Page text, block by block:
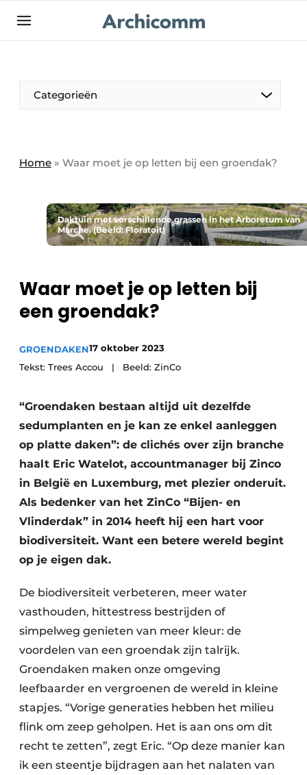
NL be-FR
Categorieën
Home » Waar moet je op letten bij een groendak?
Daktuin met verschillende grassen in het Arboretum van
Marche. (Beeld: Floratoit)
Waar moet je op letten bij
een groendak?
GROENDAKEN17 oktober 2023
Tekst: Trees Accou | Beeld: ZinCo
“Groendaken bestaan altijd uit dezelfde
sedumplanten en je kan ze enkel aanleggen
op platte daken”: de clichés over zijn branche
haalt Eric Watelot, accountmanager bij Zinco
in België en Luxemburg, met plezier onderuit.
Als bedenker van het ZinCo “Bijen- en
Vlinderdak” in 2014 heeft hij een hart voor
biodiversiteit. Want een betere wereld begint
op je eigen dak.
De biodiversiteit verbeteren, meer water
vasthouden, hittestress bestrijden of
simpelweg genieten van meer kleur: de
voordelen van een groendak zijn talrijk.
Groendaken maken onze omgeving
leefbaarder en vergroenen de wereld in kleine
stapjes. “Vorige generaties hebben het milieu
flink om zeep geholpen. Het is aan ons om dit
recht te zetten”, zegt Eric. “Op deze manier kan
ik een steentje bijdragen aan het nalaten van